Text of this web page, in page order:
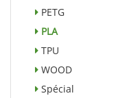
PETG
PLA
TPU
WOOD
Spécial